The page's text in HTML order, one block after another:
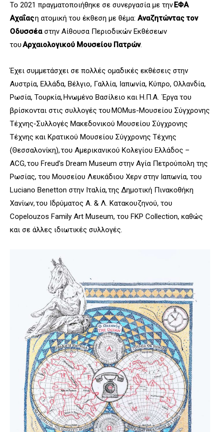
Το 2021 πραγματοποιήθηκε σε συνεργασία με την ΕΦΑ
Αχαΐαςη ατομική του έκθεση με θέμα: Αναζητώντας τον
Οδυσσέαστην Αίθουσα Περιοδικών Εκθέσεων
τουΑρχαιολογικού Μουσείου Πατρών.
Έχει συμμετάσχει σε πολλές ομαδικές εκθέσεις στην
Αυστρία, Ελλάδα, Βέλγιο, Γαλλία, Ιαπωνία, Κύπρο, Ολλανδία,
Ρωσία, Τουρκία, Ηνωμένο Βασίλειο και Η.Π.Α. Έργα του
βρίσκονται στις συλλογές του MOMus-Μουσείου Σύγχρονης
Τέχνης-Συλλογές Μακεδονικού Μουσείου Σύγχρονης
Τέχνης και Κρατικού Μουσείου Σύγχρονης Τέχνης
(Θεσσαλονίκη), του Αμερικανικού Κολεγίου Ελλάδος –
ACG, του Freud’s Dream Museum στην Αγία Πετρούπολη της
Ρωσίας, του Μουσείου Λευκάδιου Χερν στην Ιαπωνία, του
Luciano Benetton στην Ιταλία, της Δημοτική Πινακοθήκη
Χανίων, του Ιδρύματος Α. & Λ. Κατακουζηνού, του
Copelouzos Family Art Museum, του FKP Collection, καθώς
και σε άλλες ιδιωτικές συλλογές.